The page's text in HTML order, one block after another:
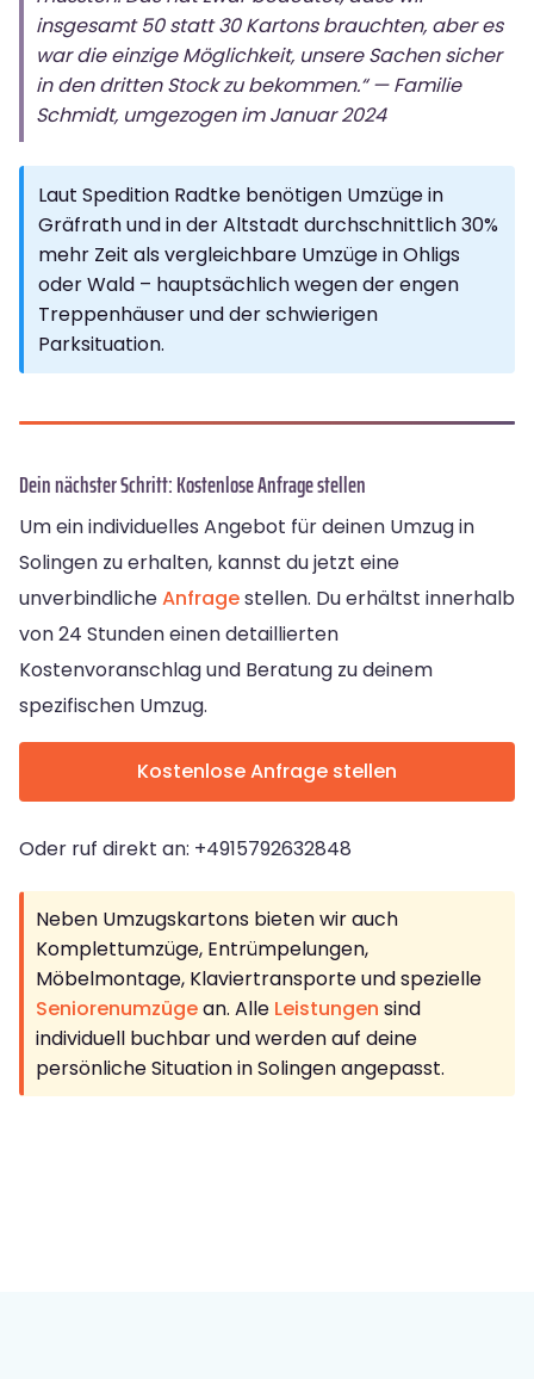
insgesamt 50 statt 30 Kartons brauchten, aber es
war die einzige Möglichkeit, unsere Sachen sicher
in den dritten Stock zu bekommen.“ — Familie
Schmidt, umgezogen im Januar 2024
Laut Spedition Radtke benötigen Umzüge in
Gräfrath und in der Altstadt durchschnittlich 30%
mehr Zeit als vergleichbare Umzüge in Ohligs
oder Wald – hauptsächlich wegen der engen
Treppenhäuser und der schwierigen
Parksituation.
Dein nächster Schritt: Kostenlose Anfrage stellen
Um ein individuelles Angebot für deinen Umzug in
Solingen zu erhalten, kannst du jetzt eine
unverbindlicheAnfragestellen. Du erhältst innerhalb
von 24 Stunden einen detaillierten
Kostenvoranschlag und Beratung zu deinem
spezifischen Umzug.
Kostenlose Anfrage stellen
Oder ruf direkt an: +4915792632848
Neben Umzugskartons bieten wir auch
Komplettumzüge, Entrümpelungen,
Möbelmontage, Klaviertransporte und spezielle
Seniorenumzügean. Alle Leistungen sind
individuell buchbar und werden auf deine
persönliche Situation in Solingen angepasst.